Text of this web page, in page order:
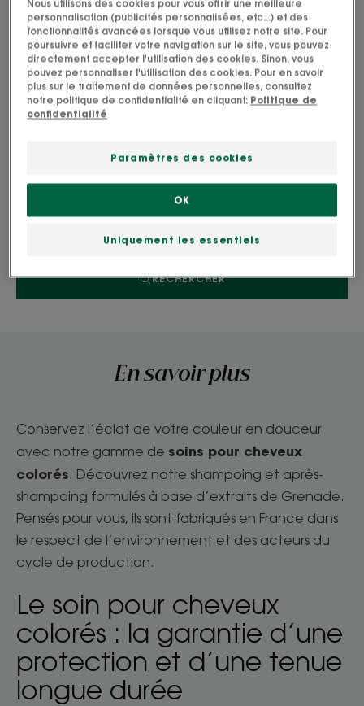
GRENADE
ÉCLAT COULEUR
Shampoing raviveur et
prolongateur
4.2
/
5
43
GRENADE
ÉCLAT COULEUR Après-
shampoing raviveur et
prolongateur
4.5
/
5
2
de produit
RECHERCHER
En savoir plus
Conservez l’éclat de votre couleur en douceur
avec notre gamme de soins pour cheveux
colorés. Découvrez notre shampoing et après-
shampoing formulés à base d’extraits de Grenade.
Pensés pour vous, ils sont fabriqués en France dans
le respect de l’environnement et des acteurs du
cycle de production.
Le soin pour cheveux
colorés : la garantie d’une
protection et d’une tenue
longue durée
Nous utilisons des cookies pour vous offrir une meilleure
personnalisation (publicités personnalisées, etc...) et des
fonctionnalités avancées lorsque vous utilisez notre site. Pour
poursuivre et faciliter votre navigation sur le site, vous pouvez
directement accepter l'utilisation des cookies. Sinon, vous
pouvez personnaliser l'utilisation des cookies. Pour en savoir
plus sur le traitement de données personnelles, consultez
notre politique de confidentialité en cliquant: Politique de
confidentialité
Paramètres des cookies
Uniquement les essentiels
OK